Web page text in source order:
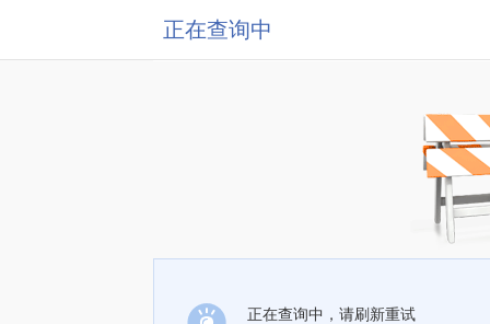
正在查询中
正在查询中，请刷新重试